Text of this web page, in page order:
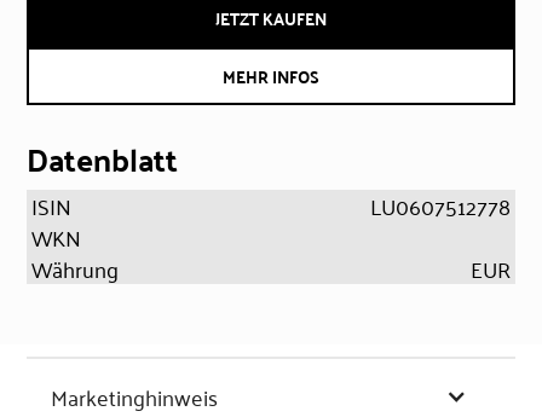
JETZT KAUFEN
MEHR INFOS
Datenblatt
ISIN
LU0607512778
WKN
Währung
EUR
Marketinghinweis